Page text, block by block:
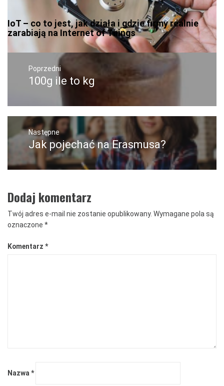
IoT – co to jest, jak działa i gdzie firmy realnie
zarabiają na Internet of Things
Nawigacja
wpisuPoprzedni
Poprzedni
100g ile to kg
Następne
Następny
post:
Jak pojechać na Erasmusa?
Dodaj komentarz
Twój adres e-mail nie zostanie opublikowany. Wymagane pola są
oznaczone *
Komentarz *
Nazwa *